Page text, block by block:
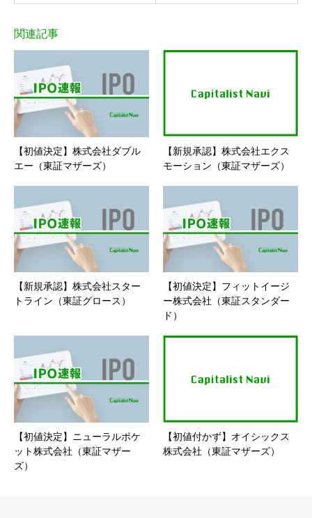
関連記事
【初値決定】株式会社ダブル
エー（東証マザーズ）
【新規承認】株式会社エクス
モーション（東証マザーズ）
【新規承認】株式会社スター
トライン（東証グロース）
【初値決定】フィットイージ
ー株式会社（東証スタンダー
ド）
【初値決定】ニューラルポケ
ット株式会社（東証マザー
ズ）
【初値付かず】オイシックス
株式会社（東証マザーズ）